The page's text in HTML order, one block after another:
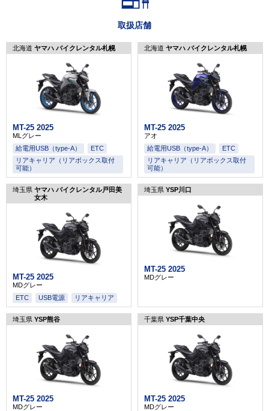
取扱店舗
北海道 ヤマハ バイクレンタル札幌
MT-25 2025
MLグレー
給電用USB（type-A）
ETC
リアキャリア（リアボックス取付
可能）
北海道 ヤマハ バイクレンタル札幌
MT-25 2025
アオ
給電用USB（type-A）
ETC
リアキャリア（リアボックス取付
可能）
埼玉県 ヤマハ バイクレンタル戸田美
女木
MT-25 2025
MDグレー
ETC
USB電源 リアキャリア
埼玉県 YSP川口
MT-25 2025
MDグレー
埼玉県 YSP熊谷
MT-25 2025
MDグレー
千葉県 YSP千葉中央
MT-25 2025
MDグレー